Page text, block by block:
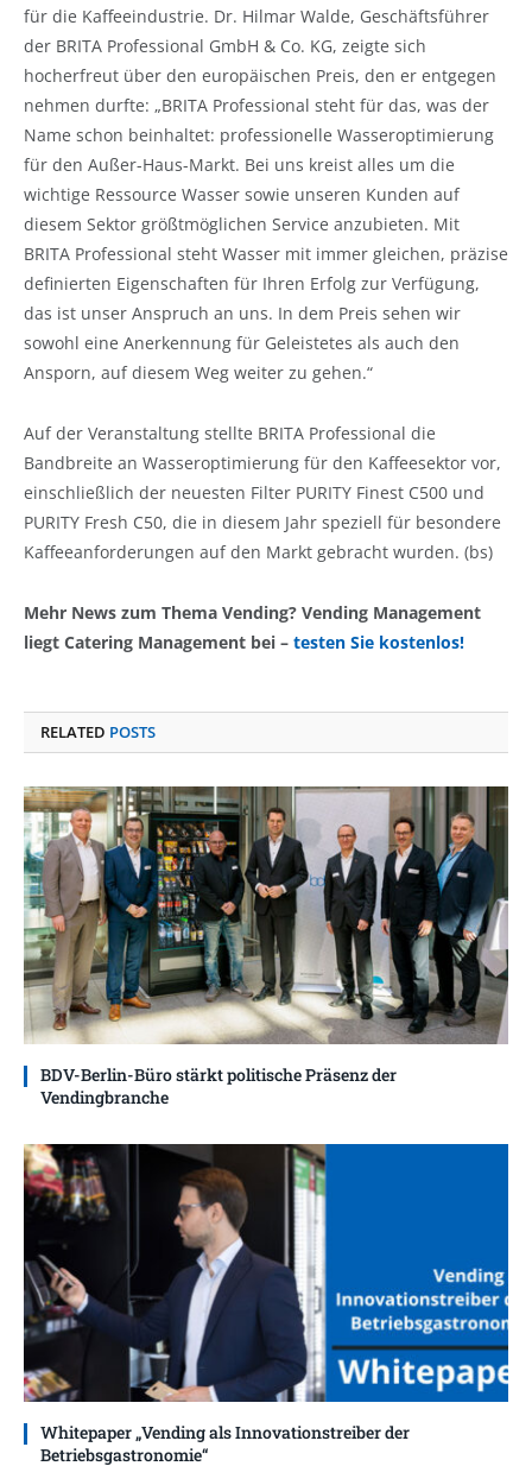
für die Kaffeeindustrie. Dr. Hilmar Walde, Geschäftsführer
der BRITA Professional GmbH & Co. KG, zeigte sich
hocherfreut über den europäischen Preis, den er entgegen
nehmen durfte: „BRITA Professional steht für das, was der
Name schon beinhaltet: professionelle Wasseroptimierung
für den Außer-Haus-Markt. Bei uns kreist alles um die
wichtige Ressource Wasser sowie unseren Kunden auf
diesem Sektor größtmöglichen Service anzubieten. Mit
BRITA Professional steht Wasser mit immer gleichen, präzise
definierten Eigenschaften für Ihren Erfolg zur Verfügung,
das ist unser Anspruch an uns. In dem Preis sehen wir
sowohl eine Anerkennung für Geleistetes als auch den
Ansporn, auf diesem Weg weiter zu gehen.“
Auf der Veranstaltung stellte BRITA Professional die
Bandbreite an Wasseroptimierung für den Kaffeesektor vor,
einschließlich der neuesten Filter PURITY Finest C500 und
PURITY Fresh C50, die in diesem Jahr speziell für besondere
Kaffeeanforderungen auf den Markt gebracht wurden. (bs)
Mehr News zum Thema Vending? Vending Management
liegt Catering Management bei – testen Sie kostenlos!
RELATED POSTS
BDV-Berlin-Büro stärkt politische Präsenz der
Vendingbranche
Whitepaper „Vending als Innovationstreiber der
Betriebsgastronomie“